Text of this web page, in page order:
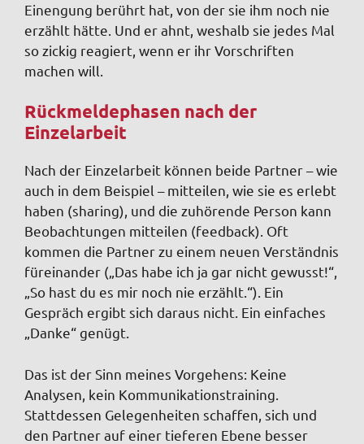
Einengung berührt hat, von der sie ihm noch nie
erzählt hätte. Und er ahnt, weshalb sie jedes Mal
so zickig reagiert, wenn er ihr Vorschriften
machen will.
Rückmeldephasen nach der
Einzelarbeit
Nach der Einzelarbeit können beide Partner – wie
auch in dem Beispiel – mitteilen, wie sie es erlebt
haben (sharing), und die zuhörende Person kann
Beobachtungen mitteilen (feedback). Oft
kommen die Partner zu einem neuen Verständnis
füreinander („Das habe ich ja gar nicht gewusst!“,
„So hast du es mir noch nie erzählt.“). Ein
Gespräch ergibt sich daraus nicht. Ein einfaches
„Danke“ genügt.
Das ist der Sinn meines Vorgehens: Keine
Analysen, kein Kommunikationstraining.
Stattdessen Gelegenheiten schaffen, sich und
den Partner auf einer tieferen Ebene besser